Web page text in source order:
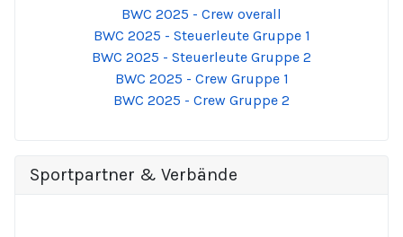
BWC 2025 - Crew overall
BWC 2025 - Steuerleute Gruppe 1
BWC 2025 - Steuerleute Gruppe 2
BWC 2025 - Crew Gruppe 1
BWC 2025 - Crew Gruppe 2
Sportpartner & Verbände